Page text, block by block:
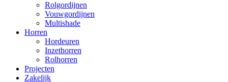
Rolgordijnen
Vouwgordijnen
Multishade
Horren
Hordeuren
Inzethorren
Rolhorren
Projecten
Zakelijk